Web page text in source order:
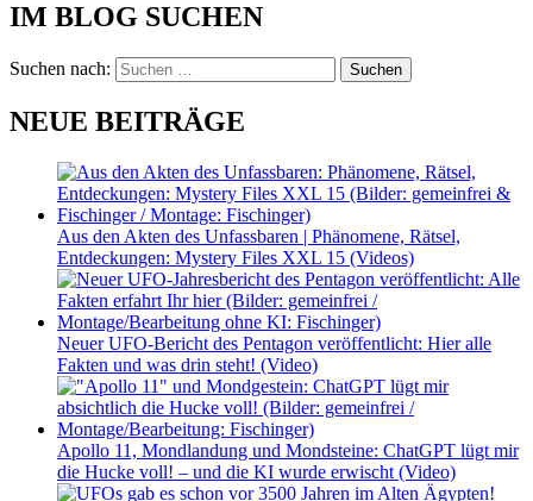
IM BLOG SUCHEN
Suchen nach:
NEUE BEITRÄGE
Aus den Akten des Unfassbaren | Phänomene, Rätsel,
Entdeckungen: Mystery Files XXL 15 (Videos)
Neuer UFO-Bericht des Pentagon veröffentlicht: Hier alle
Fakten und was drin steht! (Video)
Apollo 11, Mondlandung und Mondsteine: ChatGPT lügt mir
die Hucke voll! – und die KI wurde erwischt (Video)